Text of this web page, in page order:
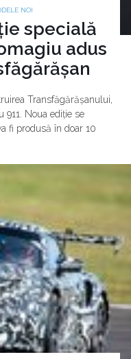
NOI
specială
adus
Transfăgărășanului,
911. Noua ediție se
fi produsă în doar 10